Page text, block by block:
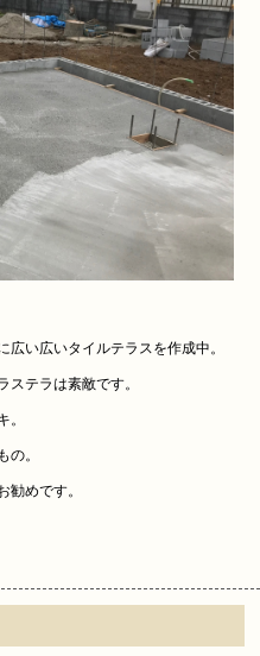
い広いタイルテラスを作成中。
ステラは素敵です。
。
の。
勧めです。